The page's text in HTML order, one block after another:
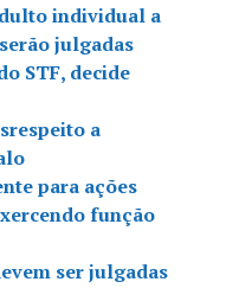
individual a
julgadas
STF, decide
a
para ações
função
ser julgadas